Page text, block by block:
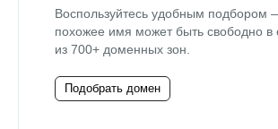
Воспользуйтесь удобным подбором
похожее имя может быть свободно в
из 700+ доменных зон.
Подобрать домен